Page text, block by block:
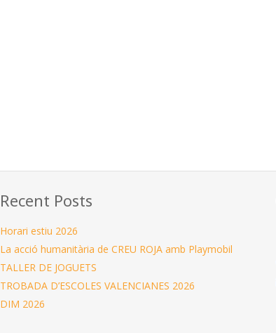
Recent Posts
Horari estiu 2026
La acció humanitària de CREU ROJA amb Playmobil
TALLER DE JOGUETS
TROBADA D’ESCOLES VALENCIANES 2026
DIM 2026